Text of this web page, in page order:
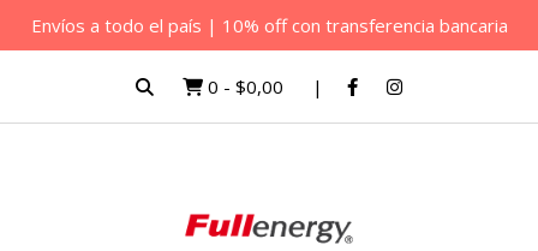
Envíos a todo el país | 10% off con transferencia bancaria
0 - $0,00